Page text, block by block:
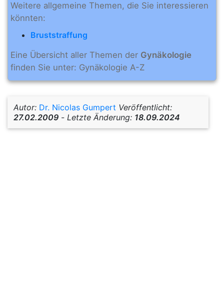
Weitere allgemeine Themen, die Sie interessieren
könnten:
Bruststraffung
Eine Übersicht aller Themen der Gynäkologie
finden Sie unter: Gynäkologie A-Z
Autor: Dr. Nicolas Gumpert Veröffentlicht:
27.02.2009 - Letzte Änderung: 18.09.2024